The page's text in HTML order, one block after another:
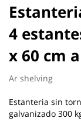
4
x 60 cm
Ar shelving
Estanteria sin
galvanizado 300
Saltar
al
comienzo
de
la
galería
de